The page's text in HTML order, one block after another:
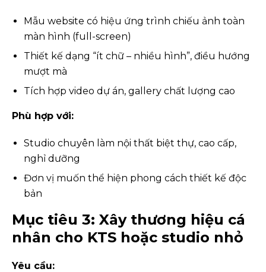
Mẫu website có hiệu ứng trình chiếu ảnh toàn
màn hình (full-screen)
Thiết kế dạng “ít chữ – nhiều hình”, điều hướng
mượt mà
Tích hợp video dự án, gallery chất lượng cao
Phù hợp với:
Studio chuyên làm nội thất biệt thự, cao cấp,
nghỉ dưỡng
Đơn vị muốn thể hiện phong cách thiết kế độc
bản
Mục tiêu 3: Xây thương hiệu cá
nhân cho KTS hoặc studio nhỏ
Yêu cầu: